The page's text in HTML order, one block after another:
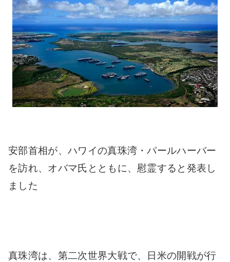
安部首相が、ハワイの真珠湾・パールハーバー
を訪れ、オバマ氏とともに、慰霊すると発表し
ました
真珠湾は、第二次世界大戦で、日米の開戦が行